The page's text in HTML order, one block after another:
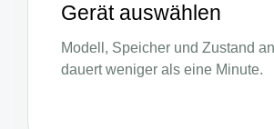
Gerät auswählen
Modell, Speicher und Zustand
dauert weniger als eine Minute.